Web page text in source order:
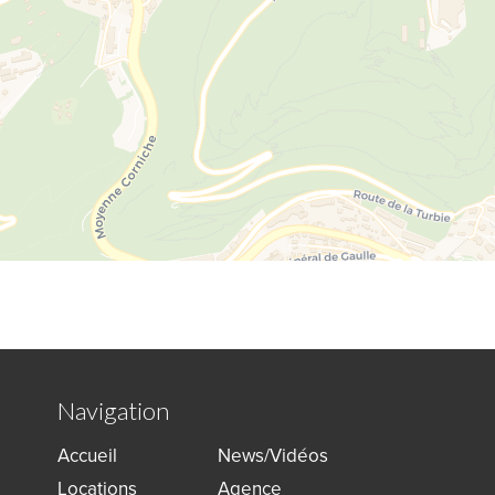
Navigation
Accueil
Locations
News/Vidéos
Agence